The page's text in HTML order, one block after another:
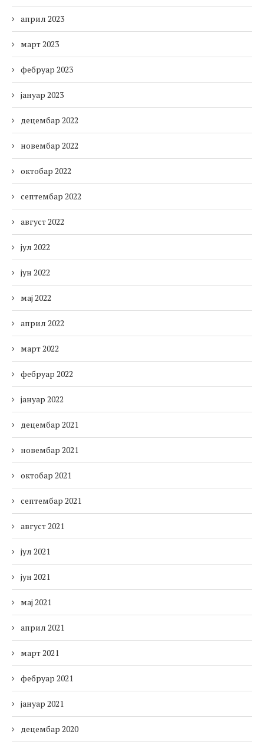
април 2023
март 2023
фебруар 2023
јануар 2023
децембар 2022
новембар 2022
октобар 2022
септембар 2022
август 2022
јул 2022
јун 2022
мај 2022
април 2022
март 2022
фебруар 2022
јануар 2022
децембар 2021
новембар 2021
октобар 2021
септембар 2021
август 2021
јул 2021
јун 2021
мај 2021
април 2021
март 2021
фебруар 2021
јануар 2021
децембар 2020